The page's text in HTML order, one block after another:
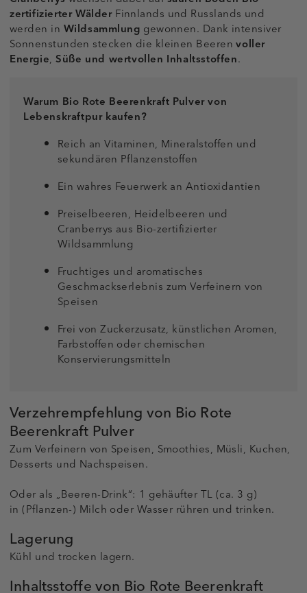
zertifizierter WälderFinnlands und Russlands und
werden in Wildsammlung gewonnen. Dank intensiver
Sonnenstunden stecken die kleinen Beerenvoller
Energie, Süße und wertvollen Inhaltsstoffen.
Warum Bio Rote Beerenkraft Pulver von
Lebenskraftpur kaufen?
Reich an Vitaminen, Mineralstoffen und
sekundären Pflanzenstoffen
Ein wahres Feuerwerk an Antioxidantien
Preiselbeeren, Heidelbeeren und
Cranberrys aus Bio-zertifizierter
Wildsammlung
Fruchtiges und aromatisches
Geschmackserlebnis zum Verfeinern von
Speisen
Frei von Zuckerzusatz, künstlichen Aromen,
Farbstoffen oder chemischen
Konservierungsmitteln
Verzehrempfehlung von Bio Rote
Beerenkraft Pulver
Zum Verfeinern von Speisen, Smoothies, Müsli, Kuchen,
Desserts und Nachspeisen.
Oder als „Beeren-Drink“: 1 gehäufter TL (ca. 3 g)
in (Pflanzen-) Milch oder Wasser rühren und trinken.
Lagerung
Kühl und trocken lagern.
Inhaltsstoffe von Bio Rote Beerenkraft